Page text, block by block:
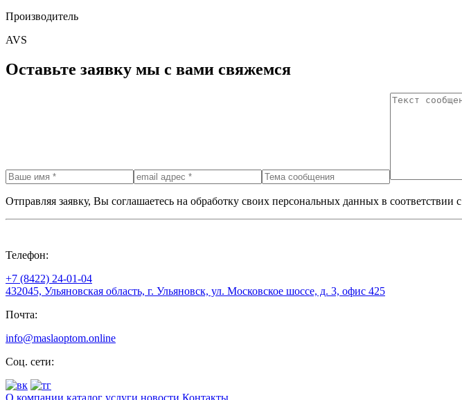
Производитель
AVS
Оставьте заявку мы с вами свяжемся
Отправляя заявку, Вы соглашаетесь на обработку своих персональных данных в соответствии с
Телефон:
+7 (8422) 24-01-04
432045, Ульяновская область, г. Ульяновск, ул. Московское шоссе, д. 3, офис 425
Почта:
info@maslaoptom.online
Соц. сети: